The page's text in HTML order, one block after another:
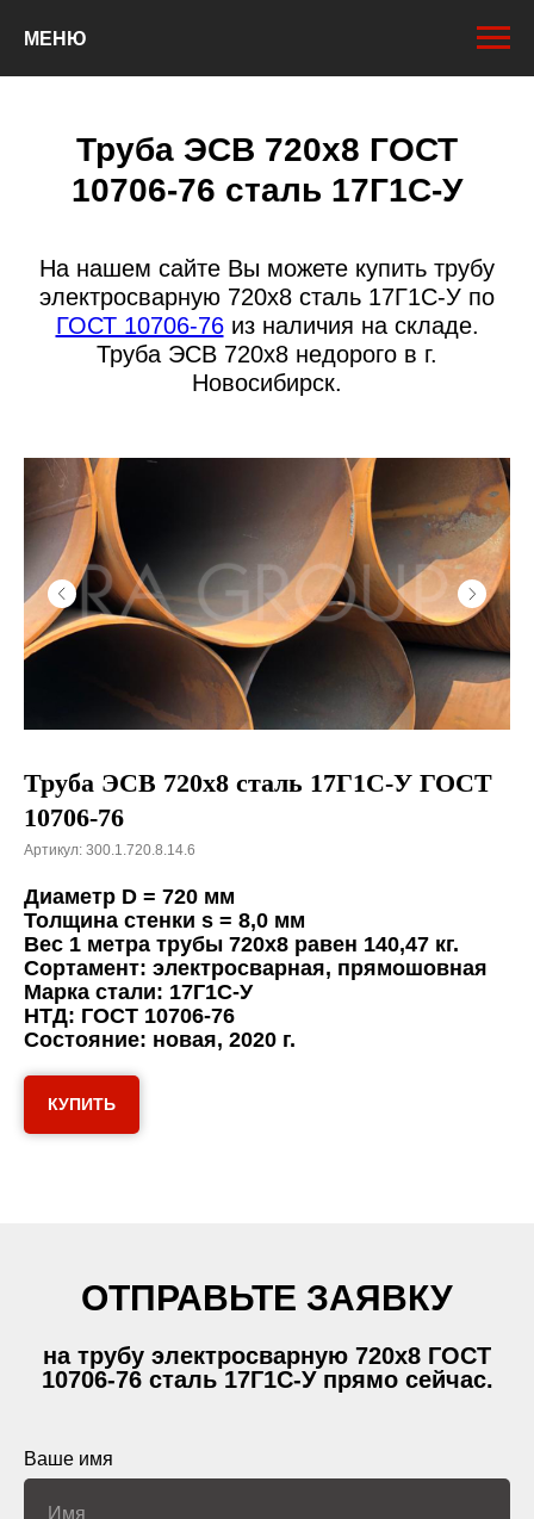
МЕНЮ
Труба ЭСВ 720х8 ГОСТ
10706-76 сталь 17Г1С-У
На нашем сайте Вы можете купить трубу
электросварную 720х8 сталь 17Г1С-У по
ГОСТ 10706-76из наличия на складе.
Труба ЭСВ 720х8 недорого в г.
Новосибирск.
Труба ЭСВ 720х8 сталь 17Г1С-У ГОСТ
10706-76
Артикул: 300.1.720.8.14.6
Диаметр D = 720 мм
Толщина стенки s = 8,0 мм
Вес 1 метра трубы 720х8 равен 140,47 кг.
Сортамент: электросварная, прямошовная
Марка стали: 17Г1С-У
НТД: ГОСТ 10706-76
Состояние: новая, 2020 г.
КУПИТЬ
ОТПРАВЬТЕ ЗАЯВКУ
на трубу электросварную 720х8 ГОСТ
10706-76 сталь 17Г1С-У прямо сейчас.
Ваше имя